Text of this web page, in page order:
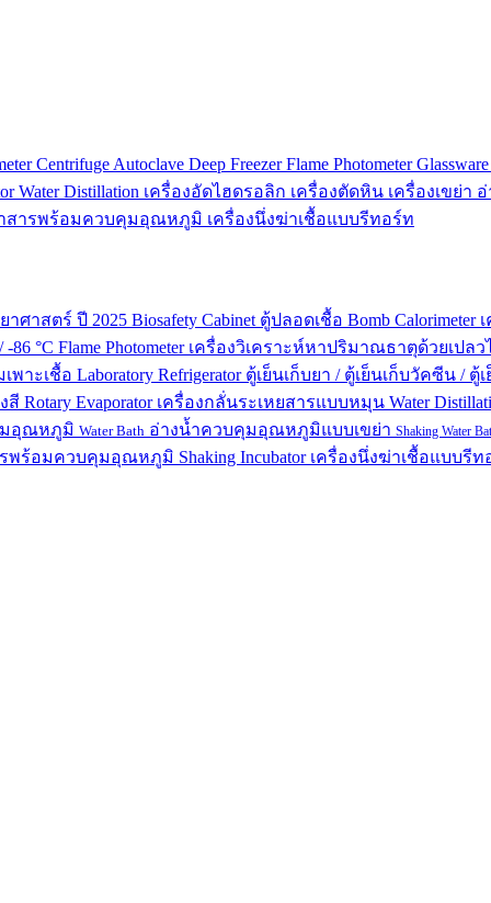
Centrifuge Autoclave Deep FreezerFlame Photometer
Water Distillation เครื่องอัดไฮดรอลิก เครื่องตัดหิน เครื่องเขย่า
าสารพร้อมควบคุมอุณหภูมิ เครื่องนึ่งฆ่าเชื้อแบบรีทอร์ท
ศาสตร์ ปี 2025 Biosafety Cabinet ตู้ปลอดเชื้อ Bomb Calorimeter
86 °C Flame Photometer เครื่องวิเคราะห์หาปริมาณธาตุด้วยเปลว
พาะเชื้อ Laboratory Refrigerator ตู้เย็นเก็บยา / ตู้เย็นเก็บวัคซีน / ตู้
สี Rotary Evaporator เครื่องกลั่นระเหยสารแบบหมุน Water
มอุณหภูมิ Water Bath อ่างน้ำควบคุมอุณหภูมิแบบเขย่า Shaking Water
รพร้อมควบคุมอุณหภูมิ Shaking Incubator เครื่องนึ่งฆ่าเชื้อแบบรีท